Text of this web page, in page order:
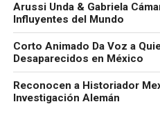
Arussi Unda & Gabriela
Influyentes del Mundo
Corto Animado Da Voz a
Desaparecidos en México
Reconocen a Historiador
Investigación Alemán